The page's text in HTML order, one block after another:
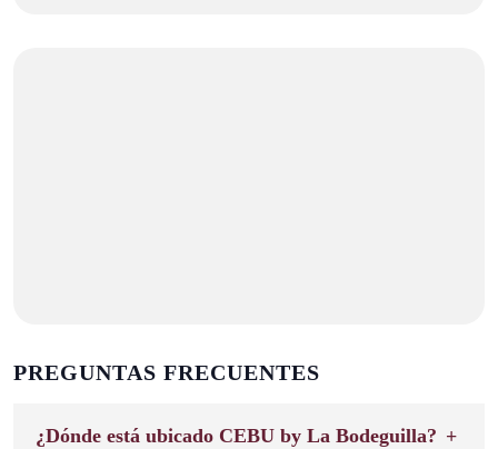
PREGUNTAS FRECUENTES
¿Dónde está ubicado CEBU by La Bodeguilla?